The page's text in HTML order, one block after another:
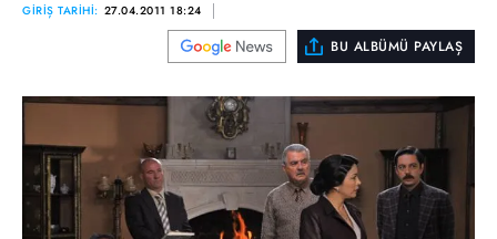
GİRİŞ TARİHİ: 27.04.2011 18:24
BU ALBÜMÜ PAYLAŞ